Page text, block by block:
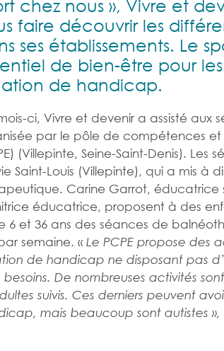
chez nous », Vivre et
faire découvrir les
ses établissements. Le
de bien-être pour
de handicap.
ci, Vivre et devenir a assisté aux
par le pôle de compétences et
(Villepinte, Seine-Saint-Denis). Les
Saint-Louis (Villepinte), qui a mis à
Carine Garrot, éducatrice
éducatrice, proposent à des
6 et 36 ans des séances de
semaine. «Le PCPE propose des
de handicap ne disposant pas
besoins. De nombreuses activités
suivis. Ces derniers peuvent
mais beaucoup sont autistes »,